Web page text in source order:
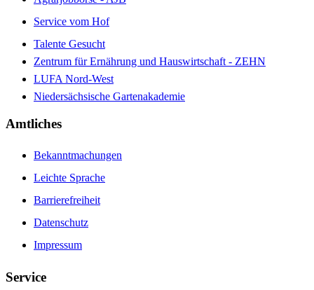
Service vom Hof
Talente Gesucht
Zentrum für Ernährung und Hauswirtschaft - ZEHN
LUFA Nord-West
Niedersächsische Gartenakademie
Amtliches
Bekanntmachungen
Leichte Sprache
Barrierefreiheit
Datenschutz
Impressum
Service